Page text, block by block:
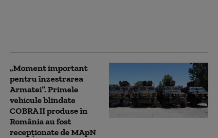
„Moment important
pentru înzestrarea
Armatei”. Primele
vehicule blindate
COBRA II produse în
România au fost
recepționate de MApN